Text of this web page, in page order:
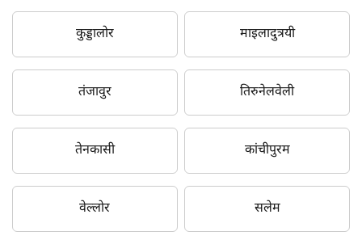
कुड्डालोर माइलादुत्रयी
तंजावुर तिरुनेलवेली
तेनकासी कांचीपुरम
वेल्लोर सलेम